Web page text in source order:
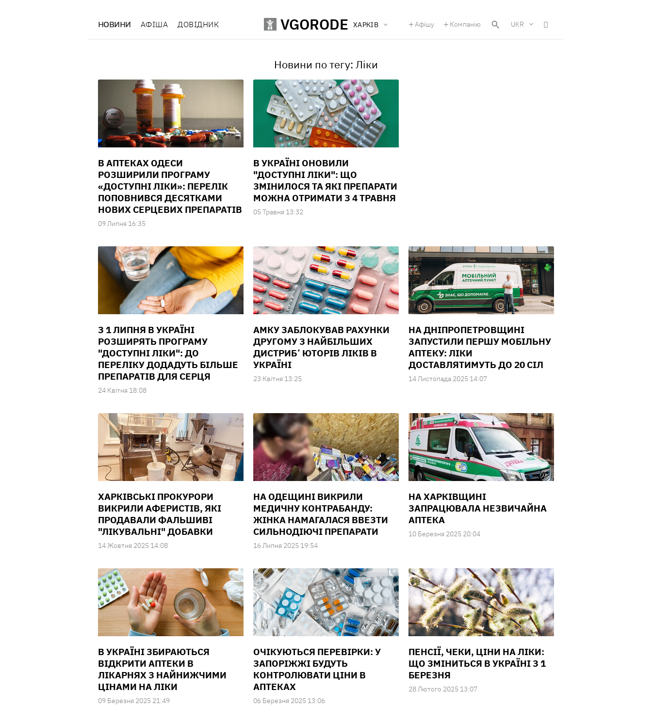
НОВИНИ АФІША ДОВІДНИК VGORODE ХАРКІВ Афішу Компанію UKR
Новини по тегу: Ліки
В АПТЕКАХ ОДЕСИ
РОЗШИРИЛИ ПРОГРАМУ
«ДОСТУПНІ ЛІКИ»: ПЕРЕЛІК
ПОПОВНИВСЯ ДЕСЯТКАМИ
НОВИХ СЕРЦЕВИХ ПРЕПАРАТІВ
09 Липня 16:35
В УКРАЇНІ ОНОВИЛИ
"ДОСТУПНІ ЛІКИ": ЩО
ЗМІНИЛОСЯ ТА ЯКІ ПРЕПАРАТИ
МОЖНА ОТРИМАТИ З 4 ТРАВНЯ
05 Травня 13:32
З 1 ЛИПНЯ В УКРАЇНІ
РОЗШИРЯТЬ ПРОГРАМУ
"ДОСТУПНІ ЛІКИ": ДО
ПЕРЕЛІКУ ДОДАДУТЬ БІЛЬШЕ
ПРЕПАРАТІВ ДЛЯ СЕРЦЯ
24 Квiтня 18:08
АМКУ ЗАБЛОКУВАВ РАХУНКИ
ДРУГОМУ З НАЙБІЛЬШИХ
ДИСТРИБʼЮТОРІВ ЛІКІВ В
УКРАЇНІ
23 Квiтня 13:25
НА ДНІПРОПЕТРОВЩИНІ
ЗАПУСТИЛИ ПЕРШУ МОБІЛЬНУ
АПТЕКУ: ЛІКИ
ДОСТАВЛЯТИМУТЬ ДО 20 СІЛ
14 Листопада 2025 14:07
ХАРКІВСЬКІ ПРОКУРОРИ
ВИКРИЛИ АФЕРИСТІВ, ЯКІ
ПРОДАВАЛИ ФАЛЬШИВІ
"ЛІКУВАЛЬНІ" ДОБАВКИ
14 Жовтня 2025 14:08
НА ОДЕЩИНІ ВИКРИЛИ
МЕДИЧНУ КОНТРАБАНДУ:
ЖІНКА НАМАГАЛАСЯ ВВЕЗТИ
СИЛЬНОДІЮЧІ ПРЕПАРАТИ
16 Липня 2025 19:54
НА ХАРКІВЩИНІ
ЗАПРАЦЮВАЛА НЕЗВИЧАЙНА
АПТЕКА
10 Березня 2025 20:04
В УКРАЇНІ ЗБИРАЮТЬСЯ
ВІДКРИТИ АПТЕКИ В
ЛІКАРНЯХ З НАЙНИЖЧИМИ
ЦІНАМИ НА ЛІКИ
09 Березня 2025 21:49
ОЧІКУЮТЬСЯ ПЕРЕВІРКИ: У
ЗАПОРІЖЖІ БУДУТЬ
КОНТРОЛЮВАТИ ЦІНИ В
АПТЕКАХ
06 Березня 2025 13:06
ПЕНСІЇ, ЧЕКИ, ЦІНИ НА ЛІКИ:
ЩО ЗМІНИТЬСЯ В УКРАЇНІ З 1
БЕРЕЗНЯ
28 Лютого 2025 13:07